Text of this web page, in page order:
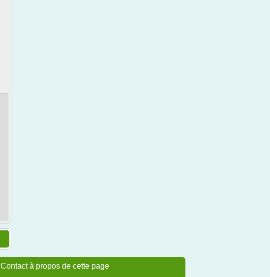
Contact à propos de cette page